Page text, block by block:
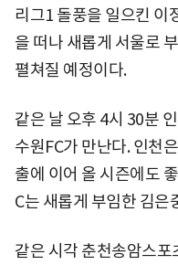
리그1 돌풍을 일으킨 이
을 떠나 새롭게 서울로
펼쳐질 예정이다.
같은 날 오후 4시 30분
수원FC가 만난다. 인천
출에 이어 올 시즌에도
C는 새롭게 부임한 김은
같은 시각 춘천송암스